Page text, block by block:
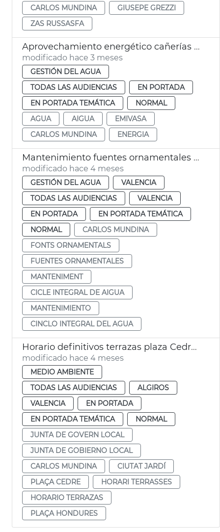
CARLOS MUNDINA
GIUSEPE GREZZI
ZAS RUSSASFA
Aprovechamiento energético cañerías agua València
modificado hace 3 meses
GESTIÓN DEL AGUA
TODAS LAS AUDIENCIAS
EN PORTADA
EN PORTADA TEMÁTICA
NORMAL
AGUA
AIGUA
EMIVASA
CARLOS MUNDINA
ENERGIA
Mantenimiento fuentes ornamentales de València
modificado hace 4 meses
GESTIÓN DEL AGUA
VALENCIA
TODAS LAS AUDIENCIAS
VALENCIA
EN PORTADA
EN PORTADA TEMÁTICA
NORMAL
CARLOS MUNDINA
FONTS ORNAMENTALS
FUENTES ORNAMENTALES
MANTENIMENT
CICLE INTEGRAL DE AIGUA
MANTENIMIENTO
CINCLO INTEGRAL DEL AGUA
Horario definitivos terrazas plaza Cedre y plaza Hondures
modificado hace 4 meses
MEDIO AMBIENTE
TODAS LAS AUDIENCIAS
ALGIROS
VALENCIA
EN PORTADA
EN PORTADA TEMÁTICA
NORMAL
JUNTA DE GOVERN LOCAL
JUNTA DE GOBIERNO LOCAL
CARLOS MUNDINA
CIUTAT JARDÍ
PLAÇA CEDRE
HORARI TERRASSES
HORARIO TERRAZAS
PLAÇA HONDURES